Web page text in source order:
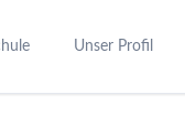
Unser Profil